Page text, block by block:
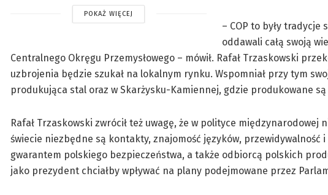
POKAŻ WIĘCEJ
– COP to były
oddawali całą swoją
Centralnego Okręgu Przemysłowego – mówił. Rafał Trzaskowski
uzbrojenia będzie szukał na lokalnym rynku. Wspomniał przy tym
produkująca stal oraz w Skarżysku-Kamiennej, gdzie produkowane są
Rafał Trzaskowski zwrócił też uwagę, że w polityce
świecie niezbędne są kontakty, znajomość języków, przewidywalność
gwarantem polskiego bezpieczeństwa, a także odbiorcą polskich
jako prezydent chciałby wpływać na plany podejmowane przez